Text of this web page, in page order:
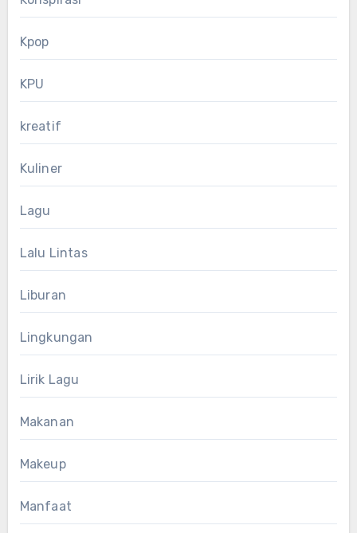
Kpop
KPU
kreatif
Kuliner
Lagu
Lalu Lintas
Liburan
Lingkungan
Lirik Lagu
Makanan
Makeup
Manfaat